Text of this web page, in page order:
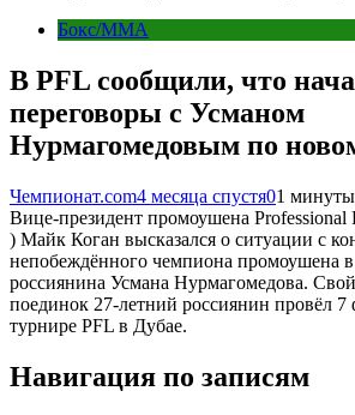
Бокс/MMA
В PFL сообщили, что
переговоры с Усманом
Нурмагомедовым по
Чемпионат.com4 месяца спустя01 минуты
Вице-президент промоушена Professional
) Майк Коган высказался о ситуации с
непобеждённого чемпиона промоушена в
россиянина Усмана Нурмагомедова.
поединок 27-летний россиянин провёл 7
турнире PFL в Дубае.
Навигация по записям